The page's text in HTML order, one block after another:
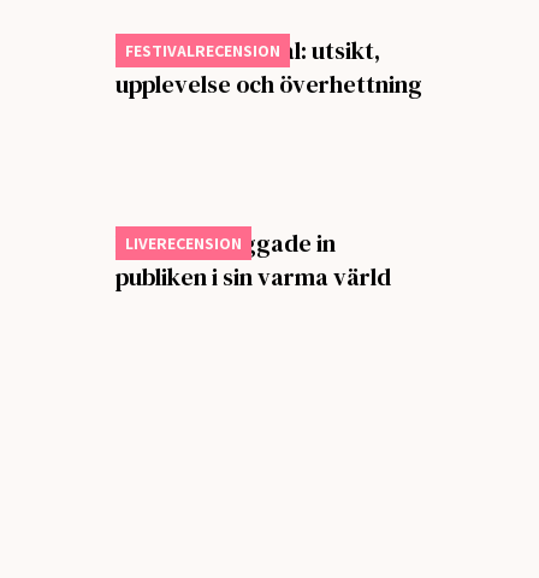
FESTIVALRECENSION
Butterfly Festival: utsikt,
upplevelse och överhettning
LIVERECENSION
Big Thief vaggade in
publiken i sin varma värld